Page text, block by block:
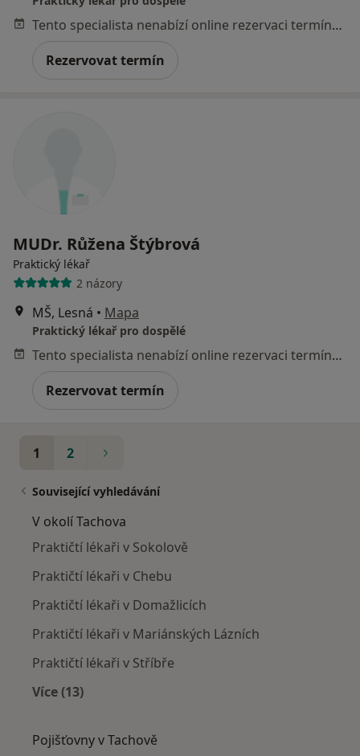
Tento specialista nenabízí online rezervaci termínu na této adrese.
Rezervovat termín
MUDr. Růžena Štýbrová
Praktický lékař
2 názory
MŠ, Lesná • Mapa
Praktický lékař pro dospělé
Tento specialista nenabízí online rezervaci termínu na této adrese.
Rezervovat termín
1 2
Související vyhledávání
V okolí Tachova
Praktičtí lékaři v Sokolově
Praktičtí lékaři v Chebu
Praktičtí lékaři v Domažlicích
Praktičtí lékaři v Mariánských Lázních
Praktičtí lékaři v Stříbře
Více (13)
Pojišťovny v Tachově